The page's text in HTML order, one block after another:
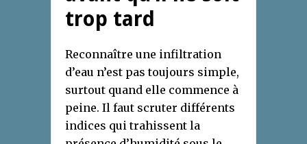
trop tard
Reconnaître une infiltration
d’eau n’est pas toujours simple,
surtout quand elle commence à
peine. Il faut scruter différents
indices qui trahissent la